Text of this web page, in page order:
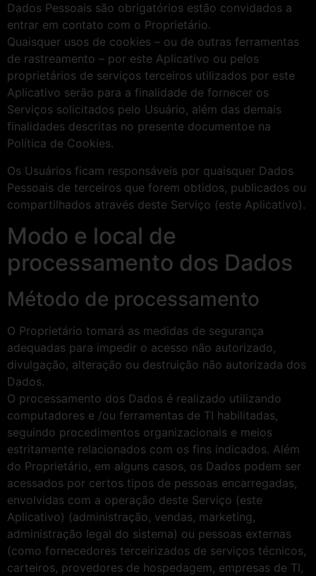
Dados Pessoais são obrigatórios estão convidados a
entrar em contato com o Proprietário.
Quaisquer usos de cookies – ou de outras ferramentas
de rastreamento – por este Aplicativo ou pelos
proprietários de serviços terceiros utilizados por este
Aplicativo serão para a finalidade de fornecer os
Serviços solicitados pelo Usuário, além das demais
finalidades descritas no presente documentoe na
Política de Cookies.
Os Usuários ficam responsáveis por quaisquer Dados
Pessoais de terceiros que forem obtidos, publicados ou
compartilhados através deste Serviço (este Aplicativo).
Modo e local de
processamento dos Dados
Método de processamento
O Proprietário tomará as medidas de segurança
adequadas para impedir o acesso não autorizado,
divulgação, alteração ou destruição não autorizada dos
Dados.
O processamento dos Dados é realizado utilizando
computadores e /ou ferramentas de TI habilitadas,
seguindo procedimentos organizacionais e meios
estritamente relacionados com os fins indicados. Além
do Proprietário, em alguns casos, os Dados podem ser
acessados por certos tipos de pessoas encarregadas,
envolvidas com a operação deste Serviço (este
Aplicativo) (administração, vendas, marketing,
administração legal do sistema) ou pessoas externas
(como fornecedores terceirizados de serviços técnicos,
carteiros, provedores de hospedagem, empresas de TI,